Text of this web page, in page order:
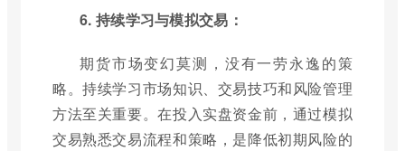
6. 持续学习与模拟交易：
期货市场变幻莫测，没有一劳永逸的策
略。持续学习市场知识、交易技巧和风险管理
方法至关重要。在投入实盘资金前，通过模拟
交易熟悉交易流程和策略，是降低初期风险的